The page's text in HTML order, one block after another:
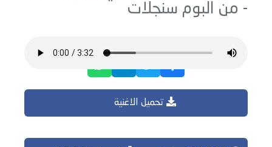
- من البوم سنجلات
تحميل الاغنية